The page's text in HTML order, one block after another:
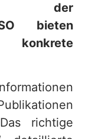
der
bieten
konkrete
richtige